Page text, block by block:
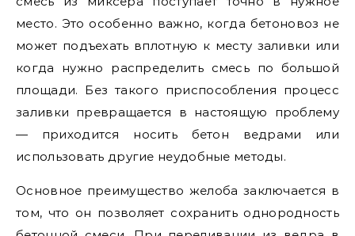
место. Это особенно важно, когда бетоновоз не
может подъехать вплотную к месту заливки или
когда нужно распределить смесь по большой
площади. Без такого приспособления процесс
заливки превращается в настоящую проблему
— приходится носить бетон ведрами или
использовать другие неудобные методы.
Основное преимущество желоба заключается в
том, что он позволяет сохранить однородность